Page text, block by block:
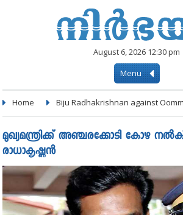
August 6, 2026 12:30 pm
Menu
Home Biju Radhakrishnan against
മുഖ്യമന്ത്രിക്ക് അഞ്ചരക്കോടി കോഴ
രാധാകൃഷ്ണൻ